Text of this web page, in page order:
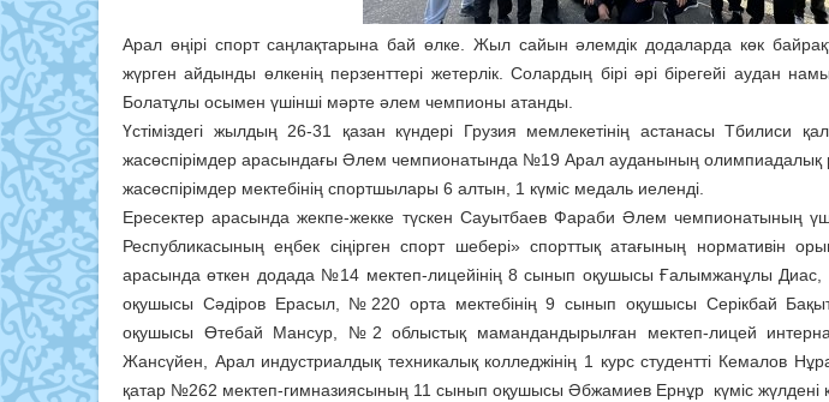
Арал өңірі спорт саңлақтарына бай өлке. Жыл сайын әлемдік додаларда көк
жүрген айдынды өлкенің перзенттері жетерлік. Солардың бірі әрі бірегейі аудан
Болатұлы осымен үшінші мәрте әлем чемпионы атанды.
Үстіміздегі жылдың 26-31 қазан күндері Грузия мемлекетінің астанасы Тбилиси
жасөспірімдер арасындағы Әлем чемпионатында №19 Арал ауданының олимпиадалық
жасөспірімдер мектебінің спортшылары 6 алтын, 1 күміс медаль иеленді.
Ересектер арасында жекпе-жекке түскен Сауытбаев Фараби Әлем чемпионатының үш
Республикасының еңбек сіңірген спорт шебері» спорттық атағының нормативін
арасында өткен додада №14 мектеп-лицейінің 8 сынып оқушысы Ғалымжанұлы
оқушысы Сәдіров Ерасыл, №220 орта мектебінің 9 сынып оқушысы Серікбай
оқушысы Өтебай Мансур, №2 облыстық мамандандырылған мектеп-лицей
Жансүйен, Арал индустриалдық техникалық колледжінің 1 курс студентті Кемалов
қатар №262 мектеп-гимназиясының 11 сынып оқушысы Әбжамиев Ернұр күміс жүлдені